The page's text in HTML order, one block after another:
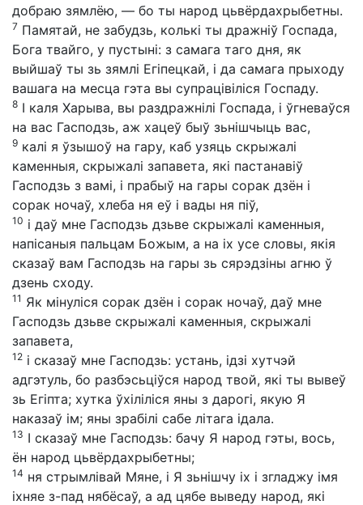
добраю зямлёю, — бо ты народ цьвёрдахрыбетны.
7 Памятай, не забудзь, колькі ты дражніў Госпада,
Бога твайго, у пустыні: з самага таго дня, як
выйшаў ты зь зямлі Егіпецкай, і да самага прыходу
вашага на месца гэта вы супрацівіліся Госпаду.
8 І каля Харыва, вы раздражнілі Госпада, і ўгневаўся
на вас Гасподзь, аж хацеў быў зьнішчыць вас,
9 калі я ўзышоў на гару, каб узяць скрыжалі
каменныя, скрыжалі запавета, які пастанавіў
Гасподзь з вамі, і прабыў на гары сорак дзён і
сорак ночаў, хлеба ня еў і вады ня піў,
10 і даў мне Гасподзь дзьве скрыжалі каменныя,
напісаныя пальцам Божым, а на іх усе словы, якія
сказаў вам Гасподзь на гары зь сярэдзіны агню ў
дзень сходу.
11 Як мінуліся сорак дзён і сорак ночаў, даў мне
Гасподзь дзьве скрыжалі каменныя, скрыжалі
запавета,
12 і сказаў мне Гасподзь: устань, ідзі хутчэй
адгэтуль, бо разбэсьціўся народ твой, які ты вывеў
зь Егіпта; хутка ўхіліліся яны з дарогі, якую Я
наказаў ім; яны зрабілі сабе літага ідала.
13 І сказаў мне Гасподзь: бачу Я народ гэты, вось,
ён народ цьвёрдахрыбетны;
14 ня стрымлівай Мяне, і Я зьнішчу іх і згладжу імя
іхняе з-пад нябёсаў, а ад цябе выведу народ, які